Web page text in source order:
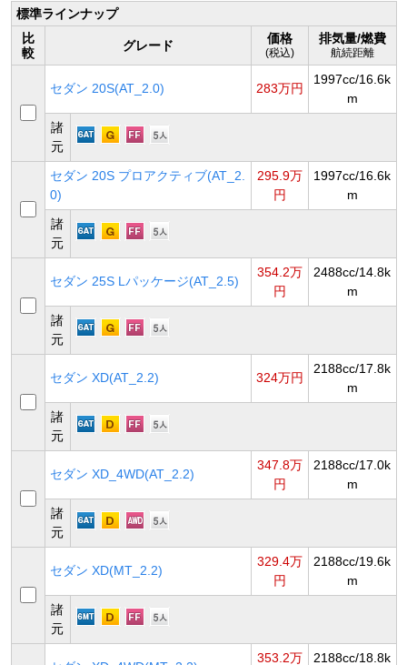
標準ラインナップ
比
較
グレード 価格
(税込)
排気量/燃費
航続距離
セダン 20S(AT_2.0) 283万円
1997cc/16.6k
m
諸
元
セダン 20S プロアクティブ(AT_2.
0)
295.9万
円
1997cc/16.6k
m
諸
元
セダン 25S Lパッケージ(AT_2.5)
354.2万
円
2488cc/14.8k
m
諸
元
セダン XD(AT_2.2) 324万円
2188cc/17.8k
m
諸
元
セダン XD_4WD(AT_2.2)
347.8万
円
2188cc/17.0k
m
諸
元
セダン XD(MT_2.2)
329.4万
円
2188cc/19.6k
m
諸
元
353.2万 2188cc/18.8k